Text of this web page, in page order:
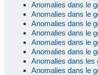
Anomalies dans le
Anomalies dans le
Anomalies dans le
Anomalies dans le
Anomalies dans le
Anomalies dans le
Anomalies dans les
Anomalies dans le